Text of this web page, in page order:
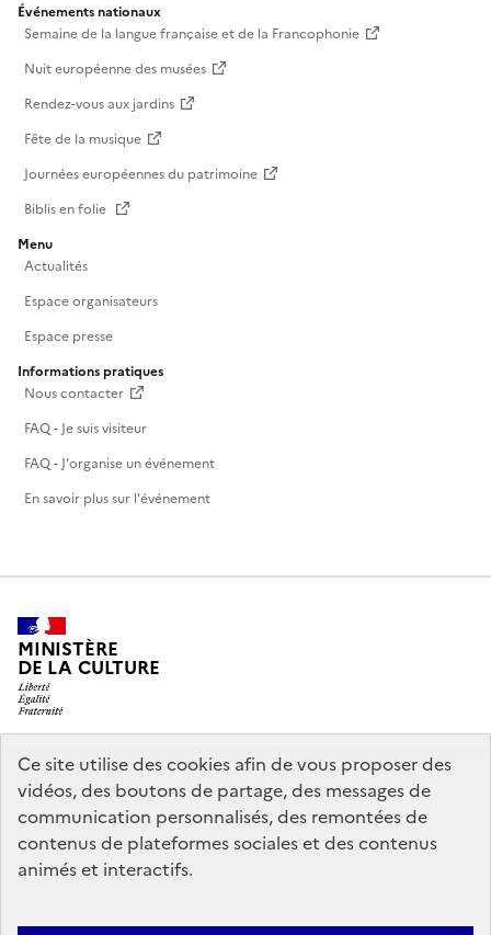
Ce site utilise des cookies afin de vous proposer des
vidéos, des boutons de partage, des messages de
communication personnalisés, des remontées de
contenus de plateformes sociales et des contenus
animés et interactifs.
Événements nationaux
Semaine de la langue française et de la Francophonie
Nuit européenne des musées
Rendez-vous aux jardins
Fête de la musique
Journées européennes du patrimoine
Biblis en folie
Menu
Actualités
Espace organisateurs
Espace presse
Informations pratiques
Nous contacter
FAQ - Je suis visiteur
FAQ - J'organise un événement
En savoir plus sur l'événement
MINISTÈRE
DE LA CULTURE
legifrance.gouv.fr
info.gouv.fr
service-public.gouv.fr
data.gouv.fr
Nous contacter Mentions légales Politique générale de protection